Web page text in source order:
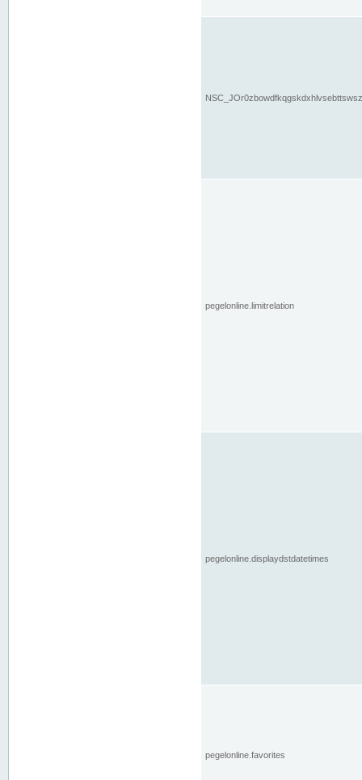
pegelonline.limitrelation
pegelonline.displaydstdatetimes
pegelonline.favorites